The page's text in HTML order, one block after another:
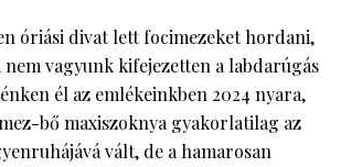
óriási divat lett focimezeket hordani,
vagyunk kifejezetten a labdarúgás
él az emlékeinkben 2024 nyara,
bő maxiszoknya gyakorlatilag az
vált, de a hamarosan